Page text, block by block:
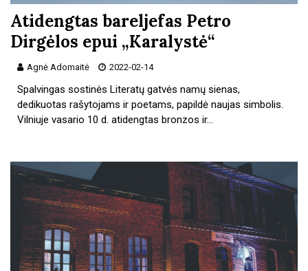
Atidengtas bareljefas Petro
Dirgėlos epui „Karalystė“
Agnė Adomaitė 2022-02-14
Spalvingas sostinės Literatų gatvės namų sienas,
dedikuotas rašytojams ir poetams, papildė naujas simbolis.
Vilniuje vasario 10 d. atidengtas bronzos ir…